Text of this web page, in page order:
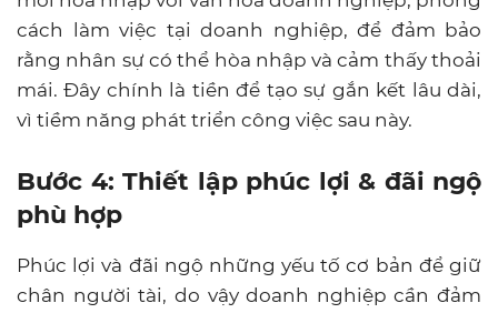
cách làm việc tại doanh nghiệp, để đảm bảo
rằng nhân sự có thể hòa nhập và cảm thấy thoải
mái. Đây chính là tiền để tạo sự gắn kết lâu dài,
vì tiềm năng phát triển công việc sau này.
Bước 4: Thiết lập phúc lợi & đãi ngộ
phù hợp
Phúc lợi và đãi ngộ những yếu tố cơ bản để giữ
chân người tài, do vậy doanh nghiệp cần đảm